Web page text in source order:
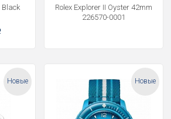
Rolex Explorer II Oyster 42mm
226570-0001
Новые Новые